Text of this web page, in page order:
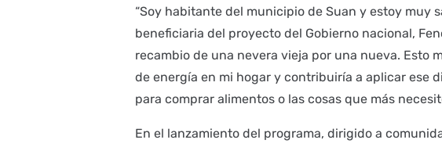
“Soy habitante del municipio de Suan y estoy muy
beneficiaria del proyecto del Gobierno nacional,
recambio de una nevera vieja por una nueva. Esto
de energía en mi hogar y contribuiría a aplicar ese
para comprar alimentos o las cosas que más
En el lanzamiento del programa, dirigido a